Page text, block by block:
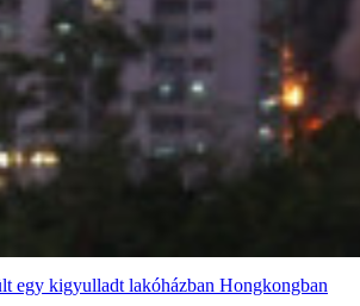
egy kigyulladt lakóházban Hongkongban